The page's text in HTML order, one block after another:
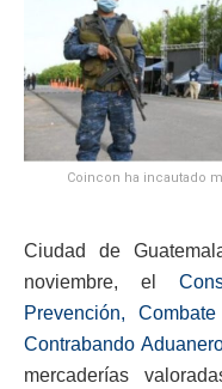
Coincon ha incautado
Ciudad de
noviembre, el
Prevención,
Contrabando
mercaderías